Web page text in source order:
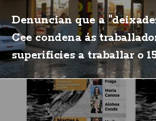
Denuncian que a
Cee condena ás
superificies a traballar o